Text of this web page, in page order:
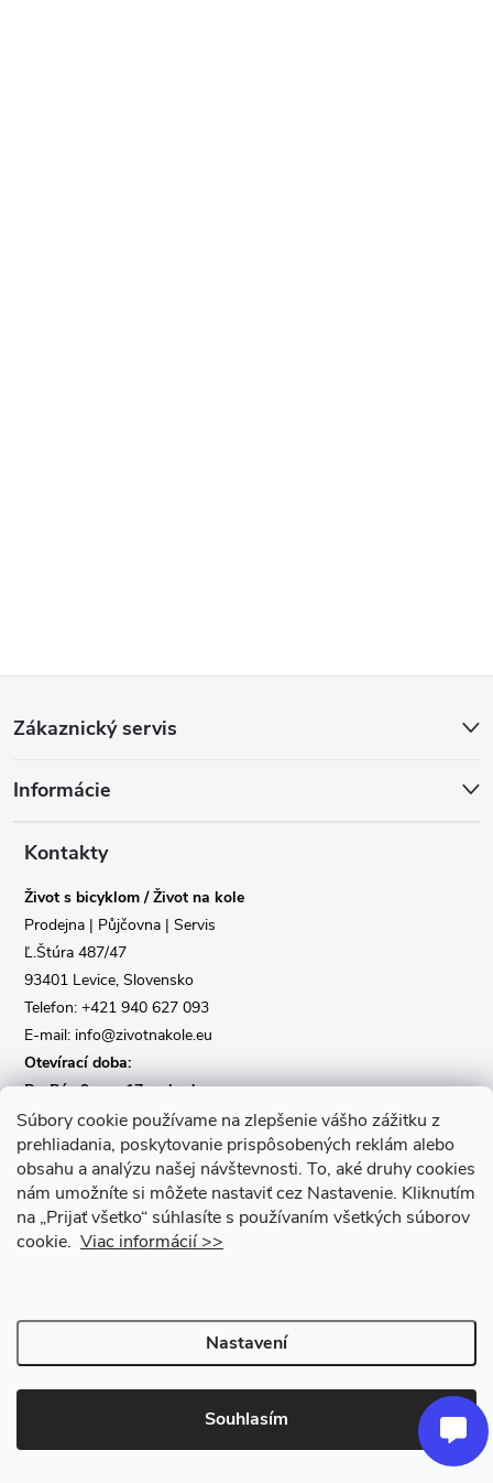
Súbory cookie používame na zlepšenie vášho zážitku z
prehliadania, poskytovanie prispôsobených reklám alebo
obsahu a analýzu našej návštevnosti. To, aké druhy cookies
nám umožníte si môžete nastaviť cez Nastavenie. Kliknutím
na „Prijať všetko“ súhlasíte s používaním všetkých súborov
cookie. Viac informácií >>
Nastavení
Souhlasím
p
Zákaznický servis
Informácie
Kontakty
Život s bicyklom / Život na kole
Prodejna | Půjčovna | Servis
Ľ.Štúra 487/47
93401 Levice, Slovensko
Telefon: +421 940 627 093
E-mail: info@zivotnakole.eu
Otevírací doba:
Po-Pá : 9,oo - 17,oo hod
So : 9,oo - 12,oo | Ne : Zavřeno
Kontaktní formulář
Copyright 2026Život na kole. Všechna práva vyhrazena.Upravit
nastavení cookies